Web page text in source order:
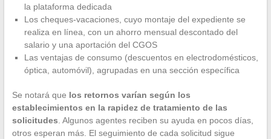
la plataforma dedicada
Los cheques-vacaciones, cuyo montaje del expediente se
realiza en línea, con un ahorro mensual descontado del
salario y una aportación del CGOS
Las ventajas de consumo (descuentos en electrodomésticos,
óptica, automóvil), agrupadas en una sección específica
Se notará que los retornos varían según los
establecimientos en la rapidez de tratamiento de las
solicitudes . Algunos agentes reciben su ayuda en pocos días,
otros esperan más. El seguimiento de cada solicitud sigue